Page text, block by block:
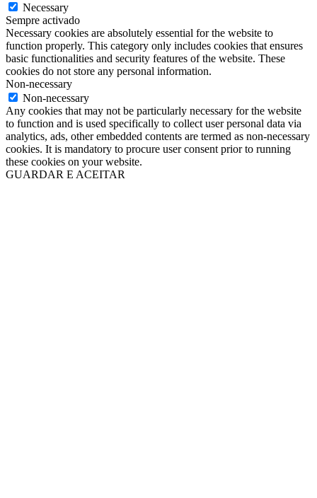
Necessary
Sempre activado
Necessary cookies are absolutely essential for the website to
function properly. This category only includes cookies that ensures
basic functionalities and security features of the website. These
cookies do not store any personal information.
Non-necessary
Non-necessary
Any cookies that may not be particularly necessary for the website
to function and is used specifically to collect user personal data via
analytics, ads, other embedded contents are termed as non-necessary
cookies. It is mandatory to procure user consent prior to running
these cookies on your website.
GUARDAR E ACEITAR